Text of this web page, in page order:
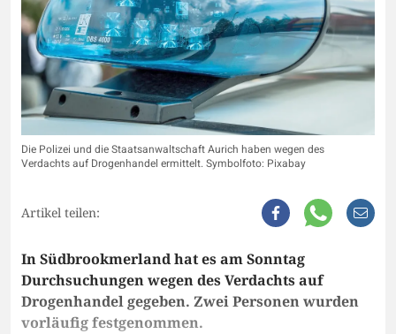
Die Polizei und die Staatsanwaltschaft Aurich haben wegen des
Verdachts auf Drogenhandel ermittelt. Symbolfoto: Pixabay
Artikel teilen:
In Südbrookmerland hat es am Sonntag
Durchsuchungen wegen des Verdachts auf
Drogenhandel gegeben. Zwei Personen wurden
vorläufig festgenommen.